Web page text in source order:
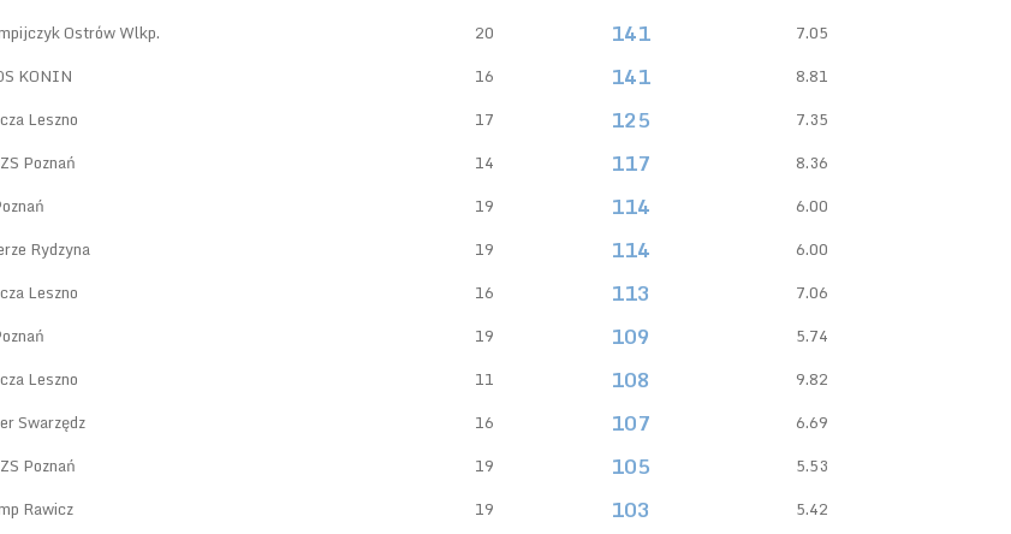
Ostrów Wlkp. 20 141
7.05
KONIN 16 141
8.81
Leszno 17 125
7.35
Poznań 14 117
8.36
19 114
6.00
Rydzyna 19 114
6.00
Leszno 16 113
7.06
19 109
5.74
Leszno 11 108
9.82
Swarzędz 16 107
6.69
Poznań 19 105
5.53
Rawicz 19 103
5.42